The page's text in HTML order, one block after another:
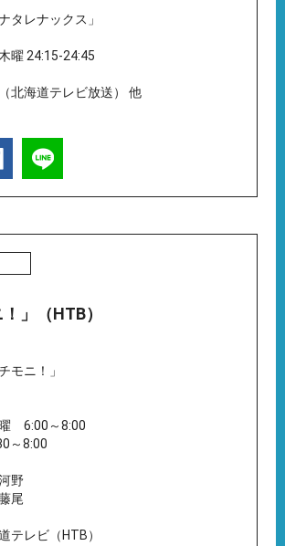
タレナックス」
曜 24:15-24:45
北海道テレビ放送） 他
」（HTB）
モニ！」
6:00～8:00
～8:00
野
尾
テレビ（HTB）